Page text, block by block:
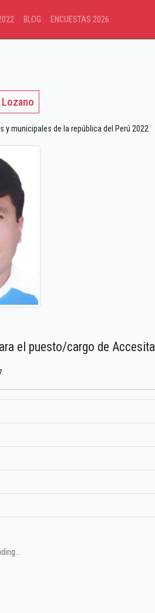
BLOG ENCUESTAS 2026
Lozano
y municipales de la república del Perú 2022
el puesto/cargo de